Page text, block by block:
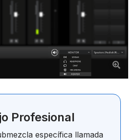
Profesional
específica llamada